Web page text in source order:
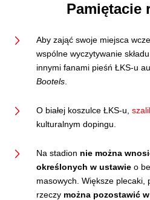
Pamiętacie
Aby zająć swoje miejsca
wspólne wyczytywanie
innymi fanami pieśń ŁKS-u
Bootels
O białej koszulce ŁKS-u,
kulturalnym dopingu.
Na stadion nie można
określonych w ustawie o
masowych. Większe plecaki,
rzeczy można pozostawić